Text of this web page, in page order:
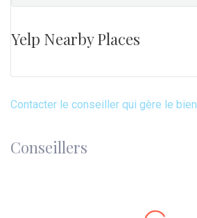
Yelp Nearby Places
Contacter le conseiller qui gère le bien
Conseillers